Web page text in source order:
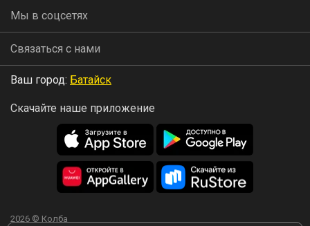
Мы в соцсетях
Связаться с нами
Ваш город: Батайск
Скачайте наше приложение
2026 © Колба